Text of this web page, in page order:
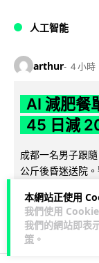
本網站正使用
我們使用
我們的網站即表
策 。
人工智能
arthur 4 小時
AI 減肥餐
45 日減
成都一名男子跟
公斤後昏迷送院
10 2 ↗